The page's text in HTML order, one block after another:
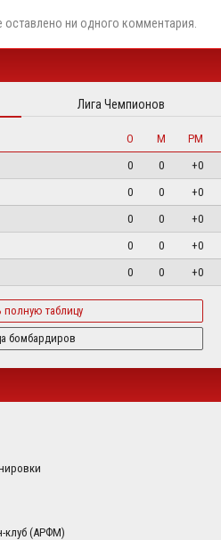
ни одного комментария.
Лига Чемпионов
О М
РМ
0 0
+0
0 0
+0
0 0
+0
0 0
+0
0 0 +0
полную таблицу
бомбардиров
клуб (АРФМ)